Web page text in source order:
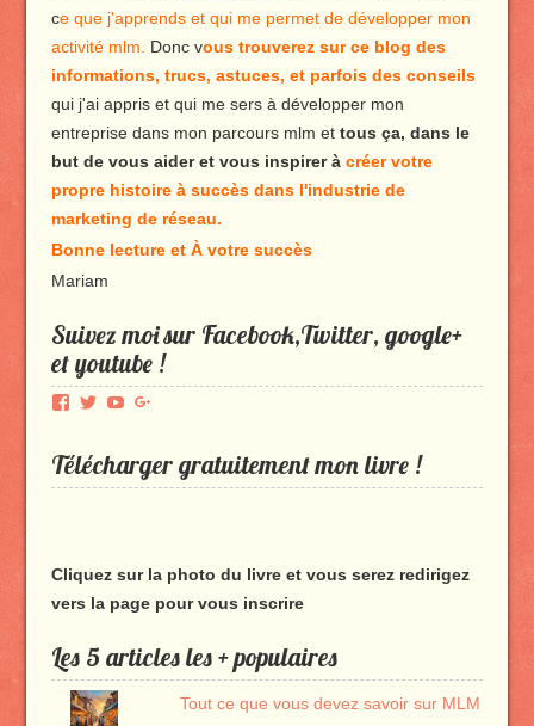
ce que j'apprends et qui me permet de développer mon
activité mlm.
Donc vous trouverez sur ce blog des
informations, trucs, astuces, et parfois des conseils
qui j'ai appris et qui me sers à développer mon
entreprise dans mon parcours mlm ettous ça, dans le
but de vous aider et vous inspirer à créer votre
propre histoire à succès dans l'industrie de
marketing de réseau.
Bonne lecture et À votre succès
Mariam
Suivez moi sur Facebook,Twitter, google+
et youtube !
Voir
de
Produmlm
Voir
de
porodumlm
Voir
de
UC_2UgAmhWDuaRIDwEQiQ9iA
de
produmlm
Télécharger gratuitement mon livre !
Cliquez sur la photo du livre et vous serez redirigez
vers la page pour vous inscrire
Les 5 articles les + populaires
Tout ce que vous devez savoir sur MLM